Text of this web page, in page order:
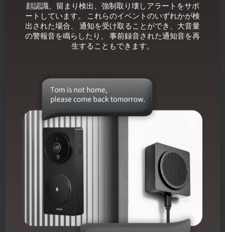
顔認識、留まり検出、強制取り壊しアラートをサポ
ートしています。 これらのイベントのいずれかが検
出された場合、 通知を受け取ることができ、大音量
の警報音を鳴らしたり、 事前録音された通知音を再
生することもできます。